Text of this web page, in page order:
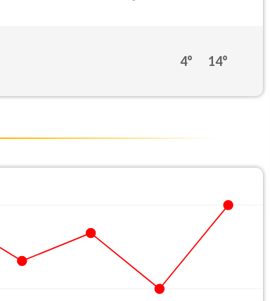
4° 14°